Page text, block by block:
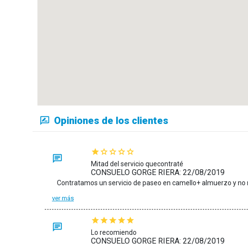
Opiniones de los clientes
Mitad del servicio quecontraté
CONSUELO GORGE RIERA: 22/08/2019
ver más
Lo recomiendo
CONSUELO GORGE RIERA: 22/08/2019